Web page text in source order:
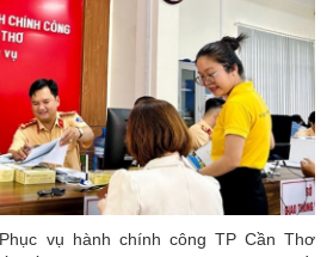
vụ hành chính công TP Cần Thơ